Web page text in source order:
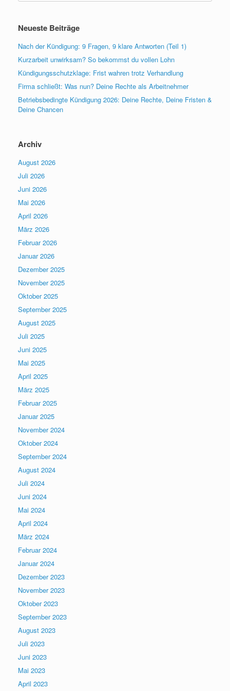
Neueste Beiträge
Nach der Kündigung: 9 Fragen, 9 klare Antworten (Teil 1)
Kurzarbeit unwirksam? So bekommst du vollen Lohn
Kündigungsschutzklage: Frist wahren trotz Verhandlung
Firma schließt: Was nun? Deine Rechte als Arbeitnehmer
Betriebsbedingte Kündigung 2026: Deine Rechte, Deine Fristen &
Deine Chancen
Archiv
August 2026
Juli 2026
Juni 2026
Mai 2026
April 2026
März 2026
Februar 2026
Januar 2026
Dezember 2025
November 2025
Oktober 2025
September 2025
August 2025
Juli 2025
Juni 2025
Mai 2025
April 2025
März 2025
Februar 2025
Januar 2025
November 2024
Oktober 2024
September 2024
August 2024
Juli 2024
Juni 2024
Mai 2024
April 2024
März 2024
Februar 2024
Januar 2024
Dezember 2023
November 2023
Oktober 2023
September 2023
August 2023
Juli 2023
Juni 2023
Mai 2023
April 2023